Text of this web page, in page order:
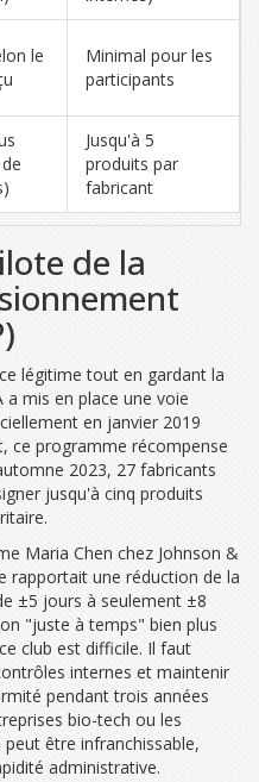
le
Minimal pour les
participants
Jusqu'à 5
produits par
fabricant
de la
légitime tout en gardant la
a mis en place une voie
en janvier 2019
ce programme récompense
2023, 27 fabricants
jusqu'à cinq produits
Maria Chen chez Johnson &
rapportait une réduction de la
±5 jours à seulement ±8
"juste à temps" bien plus
club est difficile. Il faut
internes et maintenir
pendant trois années
bio-tech ou les
être infranchissable,
administrative.